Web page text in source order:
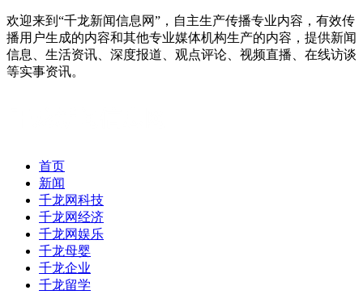
欢迎来到“千龙新闻信息网”，自主生产传播专业内容，有效传
播用户生成的内容和其他专业媒体机构生产的内容，提供新闻
信息、生活资讯、深度报道、观点评论、视频直播、在线访谈
等实事资讯。
首页
新闻
千龙网科技
千龙网经济
千龙网娱乐
千龙母婴
千龙企业
千龙留学